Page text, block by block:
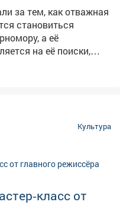
за тем, как отважная
становиться
а её
на её поиски,
и даже попадает в
Яркие персонажи
равнодушными ни
Культура
от